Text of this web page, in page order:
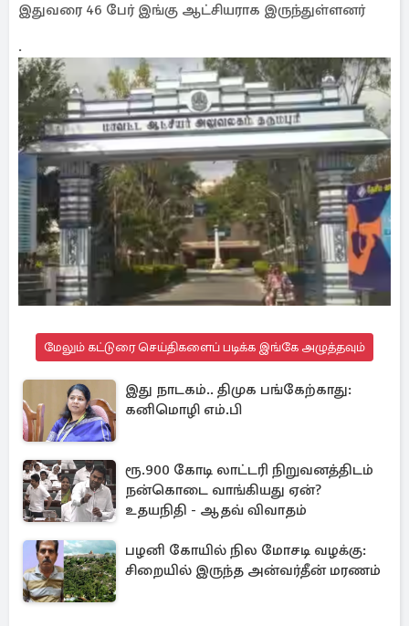
இதுவரை 46 பேர் இங்கு ஆட்சியராக இருந்துள்ளனர்
.
மேலும் கட்டுரை செய்திகளைப் படிக்க இங்கே அழுத்தவும்
இது நாடகம்.. திமுக பங்கேற்காது:
கனிமொழி எம்.பி
ரூ.900 கோடி லாட்டரி நிறுவனத்திடம்
நன்கொடை வாங்கியது ஏன்?
உதயநிதி - ஆதவ் விவாதம்
பழனி கோயில் நில மோசடி வழக்கு:
சிறையில் இருந்த அன்வர்தீன் மரணம்